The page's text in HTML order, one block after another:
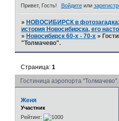
Привет, Гость! Войдитеили
» НОВОСИБИРСК в
история Новосибирска, его
» Новосибирск 60-х - 70-х »
"Толмачево".
Гостиница аэропорта "Толмачево".
Страница:1
Женя
Участник
Рейтинг: